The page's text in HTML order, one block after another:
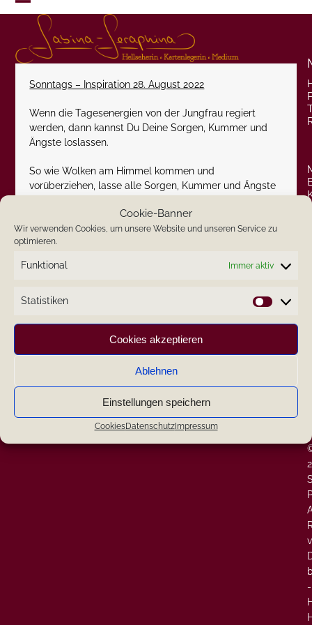
Cookie-Banner
Wir verwenden Cookies, um unsere Website und unseren Service zu
optimieren.
Funktional Immer aktiv
Statistiken
Cookies akzeptieren
Ablehnen
Einstellungen speichern
CookiesDatenschutzImpressum
Skip
Open
mobile
menu
Close
mobile
menu
Sonntags – Inspiration 28. August 2022
Wenn die Tagesenergien von der Jungfrau regiert
werden, dann kannst Du Deine Sorgen, Kummer und
Ängste loslassen.
So wie Wolken am Himmel kommen und
vorüberziehen, lasse alle Sorgen, Kummer und Ängste
Herzlichst
Search
Neueste Kommentare
-